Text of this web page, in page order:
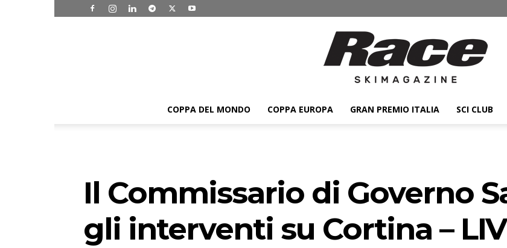
ski
COPPA DEL MONDO COPPA EUROPA GRAN PREMIO ITALIA SCI CLUB
Il Commissario di Governo
gli interventi su Cortina –